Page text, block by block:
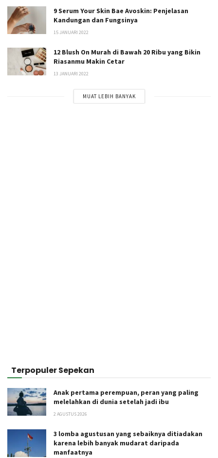
9 Serum Your Skin Bae Avoskin: Penjelasan
Kandungan dan Fungsinya
15 JANUARI 2022
12 Blush On Murah di Bawah 20 Ribu yang Bikin
Riasanmu Makin Cetar
13 JANUARI 2022
MUAT LEBIH BANYAK
Terpopuler Sepekan
Anak pertama perempuan, peran yang paling
melelahkan di dunia setelah jadi ibu
2 AGUSTUS 2026
3 lomba agustusan yang sebaiknya ditiadakan
karena lebih banyak mudarat daripada
manfaatnya